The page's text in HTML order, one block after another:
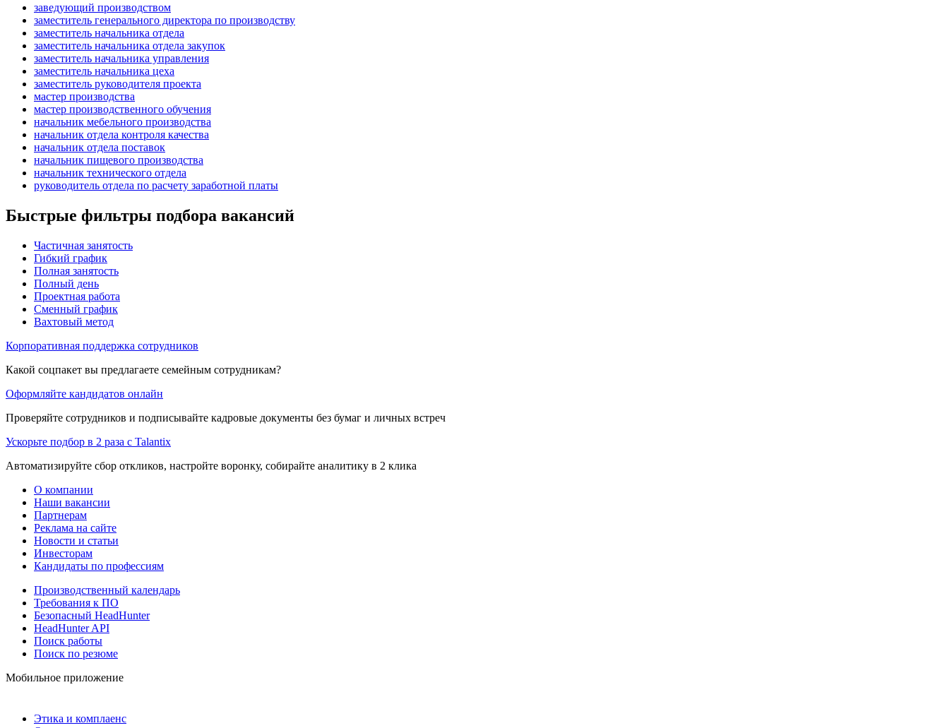
заведующий производством
заместитель генерального директора по производству
заместитель начальника отдела
заместитель начальника отдела закупок
заместитель начальника управления
заместитель начальника цеха
заместитель руководителя проекта
мастер производства
мастер производственного обучения
начальник мебельного производства
начальник отдела контроля качества
начальник отдела поставок
начальник пищевого производства
начальник технического отдела
руководитель отдела по расчету заработной платы
Быстрые фильтры подбора вакансий
Частичная занятость
Гибкий график
Полная занятость
Полный день
Проектная работа
Сменный график
Вахтовый метод
Корпоративная поддержка сотрудников
Какой соцпакет вы предлагаете семейным сотрудникам?
Оформляйте кандидатов онлайн
Проверяйте сотрудников и подписывайте кадровые документы без бумаг и личных встреч
Ускорьте подбор в 2 раза с Talantix
Автоматизируйте сбор откликов, настройте воронку, собирайте аналитику в 2 клика
О компании
Наши вакансии
Партнерам
Реклама на сайте
Новости и статьи
Инвесторам
Кандидаты по профессиям
Производственный календарь
Требования к ПО
Безопасный HeadHunter
HeadHunter API
Поиск работы
Поиск по резюме
Мобильное приложение
Этика и комплаенс